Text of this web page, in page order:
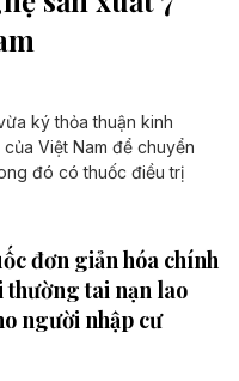
ký thỏa thuận kinh
Việt Nam để chuyển
đó có thuốc điều trị
đơn giản hóa chính
thường tai nạn lao
người nhập cư